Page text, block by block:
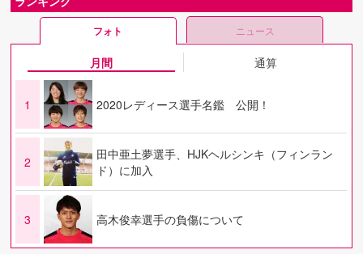
フォト ニュース
月間 通算
1 2020レディース選手名鑑 公開！
2
田中亜土夢選手、HJKヘルシンキ（フィンラン
ド）に加入
3 高木俊幸選手の負傷について